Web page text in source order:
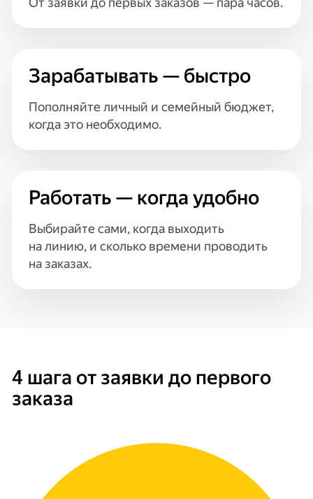
Зарабатывать — быстро
Пополняйте личный и семейный бюджет,
когда это необходимо.
Работать — когда удобно
Выбирайте сами, когда выходить
на линию, и сколько времени проводить
на заказах.
4 шага от заявки до первого
заказа